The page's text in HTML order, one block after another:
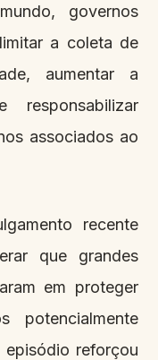
governos
a coleta de
aumentar a
responsabilizar
associados ao
recente
que grandes
em proteger
potencialmente
reforçou